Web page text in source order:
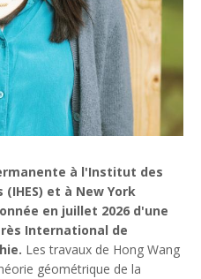
à l'Institut des
et à New York
en juillet 2026 d'une
International de
Les travaux de Hong Wang
géométrique de la